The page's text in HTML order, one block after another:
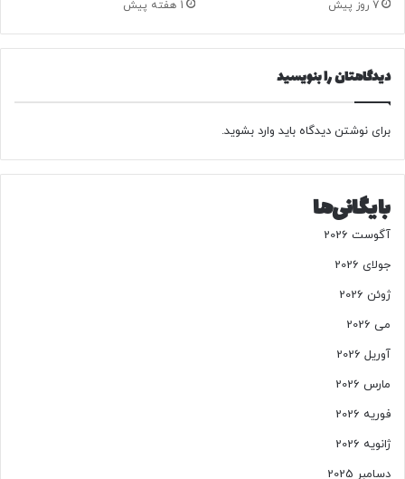
7 روز پیش 1 هفته پیش
دیدگاهتان را بنویسید
برای نوشتن دیدگاه باید وارد بشوید.
بایگانی‌ها
آگوست 2026
جولای 2026
ژوئن 2026
می 2026
آوریل 2026
مارس 2026
فوریه 2026
ژانویه 2026
دسامبر 2025